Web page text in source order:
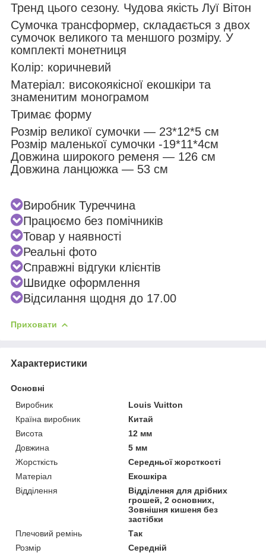
Тренд цього сезону. Чудова якість Луї Вітон
Сумочка трансформер, складається з двох
сумочок великого та меншого розміру. У
комплекті монетниця
Колір: коричневий
Матеріал: високоякісної екошкіри та
знаменитим монограмом
Тримає форму
Розмір великої сумочки — 23*12*5 см
Розмір маленької сумочки -19*11*4см
Довжина широкого ременя — 126 см
Довжина ланцюжка — 53 см
Виробник Туреччина
Працюємо без помічників
Товар у наявності
Реальні фото
Справжні відгуки клієнтів
Швидке оформлення
Відсилання щодня до 17.00
Приховати
Характеристики
Основні
Виробник
Louis Vuitton
Країна виробник
Китай
Висота
12 мм
Довжина
5 мм
Жорсткість
Середньої жорсткості
Матеріал
Екошкіра
Відділення
Відділення для дрібних
грошей, 2 основних,
Зовнішня кишеня без
застібки
Плечовий ремінь
Так
Розмір
Середній